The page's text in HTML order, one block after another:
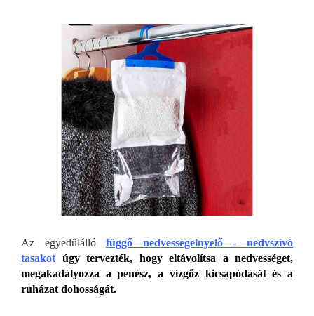
Az egyedülállófüggő nedvességelnyelő - nedvszívó
tasakot úgy tervezték, hogy eltávolítsa a nedvességet,
megakadályozza a penész, a vízgőz kicsapódását és a
ruházat dohosságát.